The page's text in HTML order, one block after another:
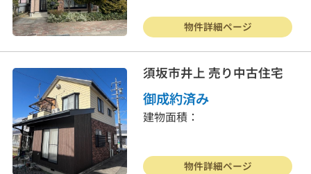
物件詳細ページ
須坂市井上 売り中古住宅
御成約済み
建物面積：
物件詳細ページ